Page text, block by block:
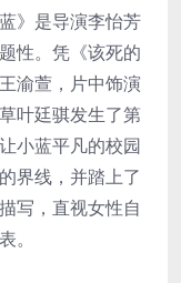
》是导演李怡芳
性。凭《该死的
渝萱，片中饰演
叶廷骐发生了第
小蓝平凡的校园
界线，并踏上了
写，直视女性自
。